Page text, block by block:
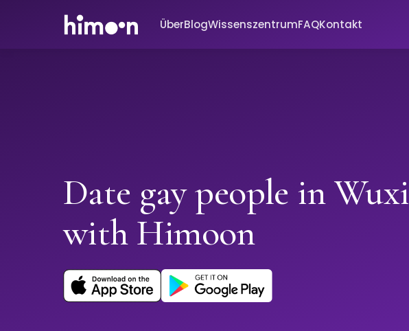
ÜberBlogWissenszentrumFAQKontakt
Date gay people in Wuxi
with Himoon